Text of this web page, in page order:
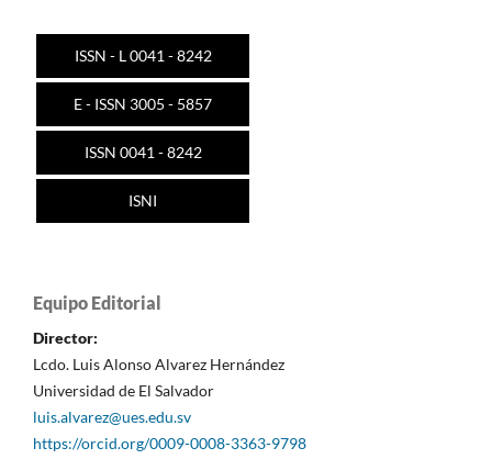
ISSN - L 0041 - 8242
E - ISSN 3005 - 5857
ISSN 0041 - 8242
ISNI
Equipo Editorial
Director:
Lcdo. Luis Alonso Alvarez Hernández
Universidad de El Salvador
luis.alvarez@ues.edu.sv
https://orcid.org/0009-0008-3363-9798